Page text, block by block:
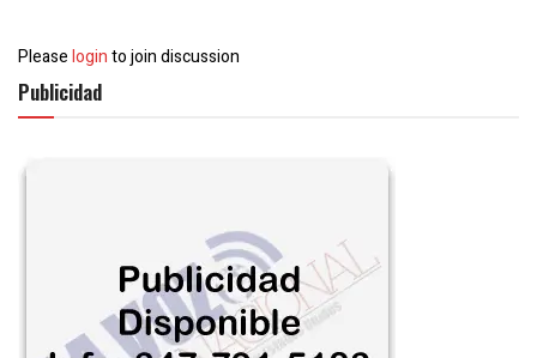
Pleaseloginto join discussion
Publicidad